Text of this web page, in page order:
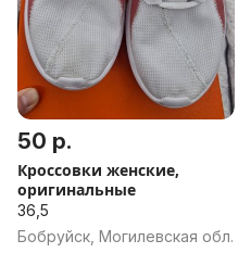
50 р.
Кроссовки женские,
оригинальные
36,5
Бобруйск, Могилевская обл.